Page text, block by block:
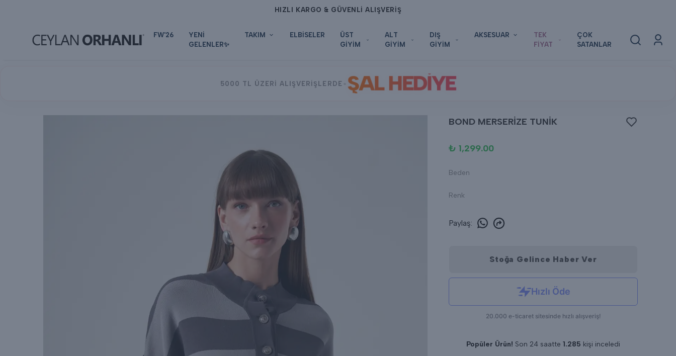
HIZLI KARGO & GÜVENLİ ALIŞVERİŞ
FW'26
YENİ
GELENLER✨
TAKIM ELBİSELER
ÜST
GİYİM
ALT
GİYİM
DIŞ
GİYİM
AKSESUAR
TEK
FİYAT
ÇOK
SATANLAR
5000 TL ÜZERİ ALIŞVERİŞLERDE ŞAL HEDİYE
BOND MERSERİZE TUNİK
₺ 1,299.00
Beden
Renk
Paylaş:
Stoğa Gelince Haber Ver
Popüler Ürün! Son 24 saatte 1.285 kişi inceledi